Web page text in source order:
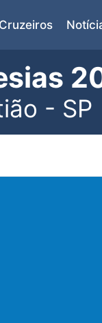
Cruzeiros
- SP